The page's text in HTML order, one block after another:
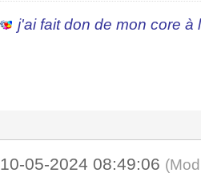
j'ai fait don de mon core à
10-05-2024 08:49:06